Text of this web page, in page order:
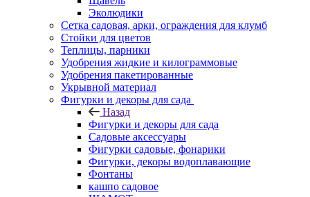
Эколюдики
Сетка садовая, арки, ограждения для клумб
Стойки для цветов
Теплицы, парники
Удобрения жидкие и килограммовые
Удобрения пакетированные
Укрывной материал
Фигурки и декоры для сада
Назад
Фигурки и декоры для сада
Садовые аксессуары
Фигурки садовые, фонарики
Фигурки, декоры водоплавающие
Фонтаны
кашпо садовое